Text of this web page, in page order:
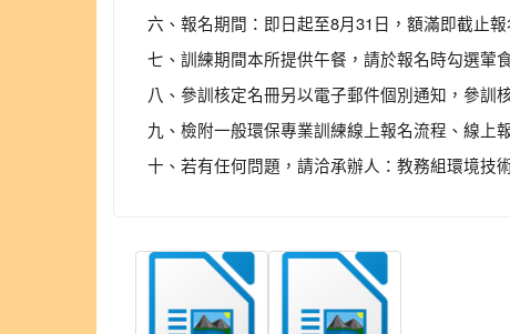
六、報名期間：即日起至8月31日，額滿即截止報
七、訓練期間本所提供午餐，請於報名時勾選葷
八、參訓核定名冊另以電子郵件個別通知，參訓
九、檢附一般環保專業訓練線上報名流程、線上
十、若有任何問題，請洽承辦人：教務組環境技